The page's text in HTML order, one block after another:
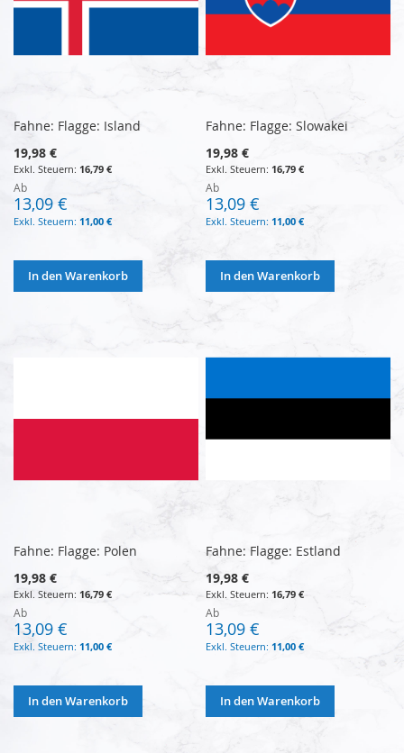
Fahne: Flagge: Island
19,98 €
16,79 €
Ab
13,09 €
11,00 €
In den Warenkorb
Fahne: Flagge: Slowakei
19,98 €
16,79 €
Ab
13,09 €
11,00 €
In den Warenkorb
Fahne: Flagge: Polen
19,98 €
16,79 €
Ab
13,09 €
11,00 €
In den Warenkorb
Fahne: Flagge: Estland
19,98 €
16,79 €
Ab
13,09 €
11,00 €
In den Warenkorb